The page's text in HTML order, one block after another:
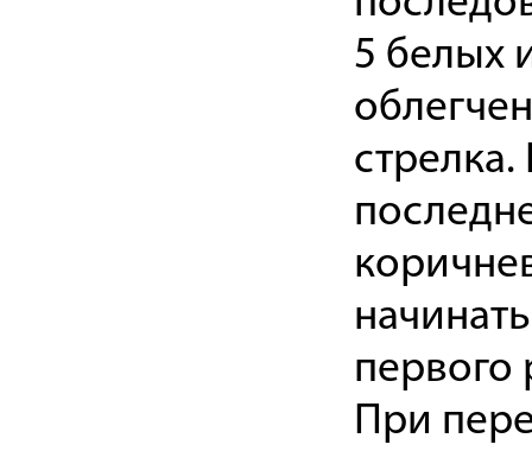
5 белых
первого
При